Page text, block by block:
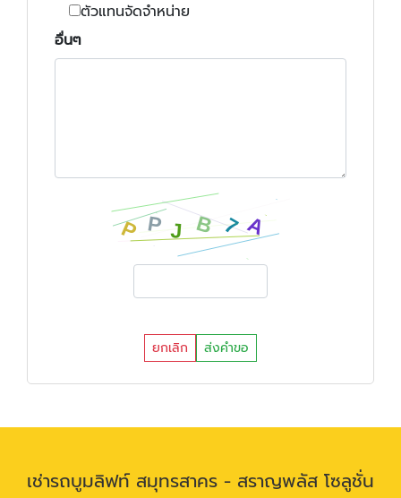
ตัวแทนจัดจำหน่าย
อื่นๆ
ยกเลิก ส่งคำขอ
เช่ารถบูมลิฟท์ สมุทรสาคร - สราญพลัส โซลูชั่น